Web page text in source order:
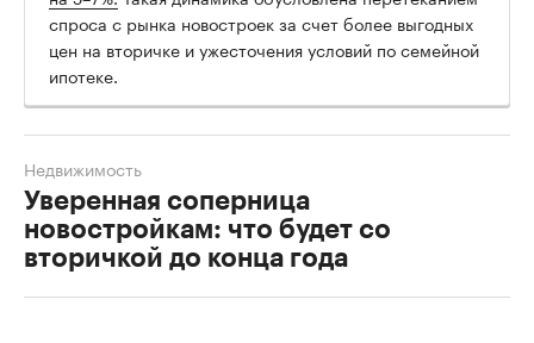
спроса с рынка новостроек за счет более выгодных
цен на вторичке и ужесточения условий по семейной
ипотеке.
Уверенная соперница
новостройкам: что будет со
вторичкой до конца года
Недвижимость